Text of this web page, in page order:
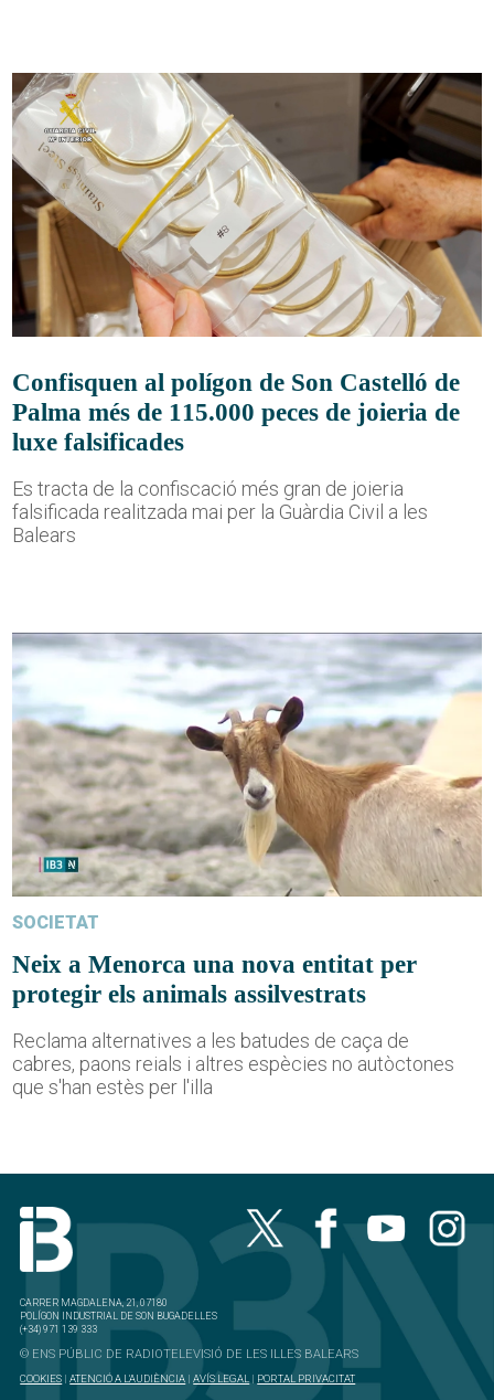
Confisquen al polígon de Son Castelló de
Palma més de 115.000 peces de joieria de
luxe falsificades
Es tracta de la confiscació més gran de joieria
falsificada realitzada mai per la Guàrdia Civil a les
Balears
SOCIETAT
Neix a Menorca una nova entitat per
protegir els animals assilvestrats
Reclama alternatives a les batudes de caça de
cabres, paons reials i altres espècies no autòctones
que s'han estès per l'illa
CARRER MAGDALENA, 21, 07180
POLÍGON INDUSTRIAL DE SON BUGADELLES
(+34) 971 139 333
© ENS PÚBLIC DE RADIOTELEVISIÓ DE LES ILLES BALEARS
COOKIES |ATENCIÓ A L'AUDIÈNCIA |AVÍS LEGAL | PORTAL PRIVACITAT